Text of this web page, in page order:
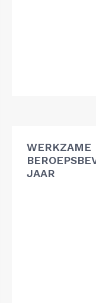
WERKZAME
JAAR